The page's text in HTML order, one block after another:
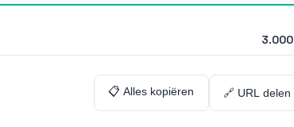
3.000
📋 Alles kopiëren 🔗 URL delen